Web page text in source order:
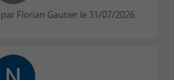
Florian Gautier le 31/07/2026